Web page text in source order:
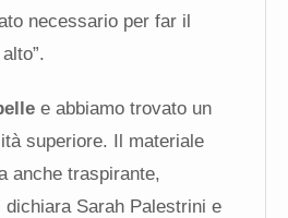
necessario per far il
e abbiamo trovato un
superiore. Il materiale
anche traspirante,
dichiara Sarah Palestrini e